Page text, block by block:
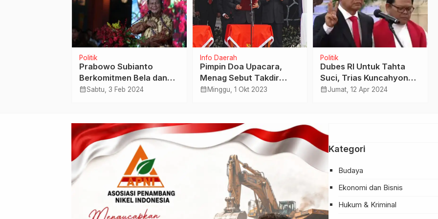
Politik
Prabowo Subianto
Berkomitmen Bela dan
Lindungi
calendar_monthSabtu, 3 Feb 2024
Info Daerah
Pimpin Doa Upacara,
Menag Sebut Takdir
Tuhan Selamatkan
calendar_monthMinggu, 1 Okt 2023
Politik
Dubes RI Untuk Tahta
Suci, Trias Kuncahyono :
Arti Penting Kunjungan
calendar_monthJumat, 12 Apr 2024
Kategori
Budaya
Ekonomi dan Bisnis
Hukum & Kriminal